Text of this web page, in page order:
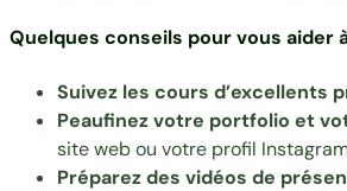
Quelques conseils pour vous aider
Suivez les cours d’excellents
Peaufinez votre portfolio et
site web ou votre profil
Préparez des vidéos de